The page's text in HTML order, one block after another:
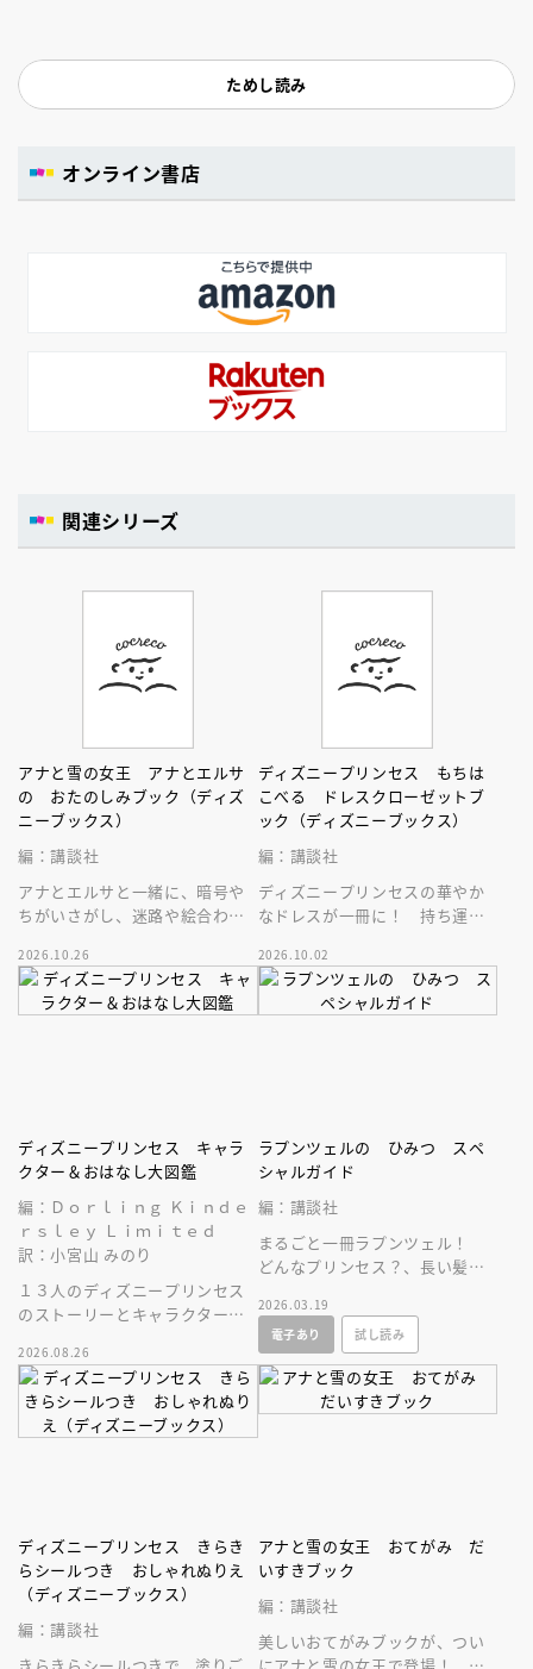
ためし読み
オンライン書店
関連シリーズ
アナと雪の女王 アナとエルサ
の おたのしみブック（ディズ
ニーブックス）
編：講談社
アナとエルサと一緒に、暗号や
ちがいさがし、迷路や絵合わせ
けにもおうち遊びにも♪
2026.10.26
ディズニープリンセス もちは
こべる ドレスクローゼットブ
ック（ディズニーブックス）
編：講談社
ディズニープリンセスの華やか
なドレスが一冊に！ 持ち運び
本。扉を開いて素敵なドレスの
世界へ♪
2026.10.02
ディズニープリンセス キャラ
クター＆おはなし大図鑑
編：Ｄｏｒｌｉｎｇ Ｋｉｎｄｅ
ｒｓｌｅｙ Ｌｉｍｉｔｅｄ
訳：小宮山 みのり
１３人のディズニープリンセス
のストーリーとキャラクターに
鑑。豪華な保存版！
2026.08.26
ラプンツェルの ひみつ スペ
シャルガイド
編：講談社
まるごと一冊ラプンツェル！
どんなプリンセス？、長い髪の
ど、ラプンツェルのすべてがわ
かる！
2026.03.19
電子あり
試し読み
ディズニープリンセス きらき
らシールつき おしゃれぬりえ
（ディズニーブックス）
編：講談社
アナと雪の女王 おてがみ だ
いすきブック
編：講談社
美しいおてがみブックが、つい